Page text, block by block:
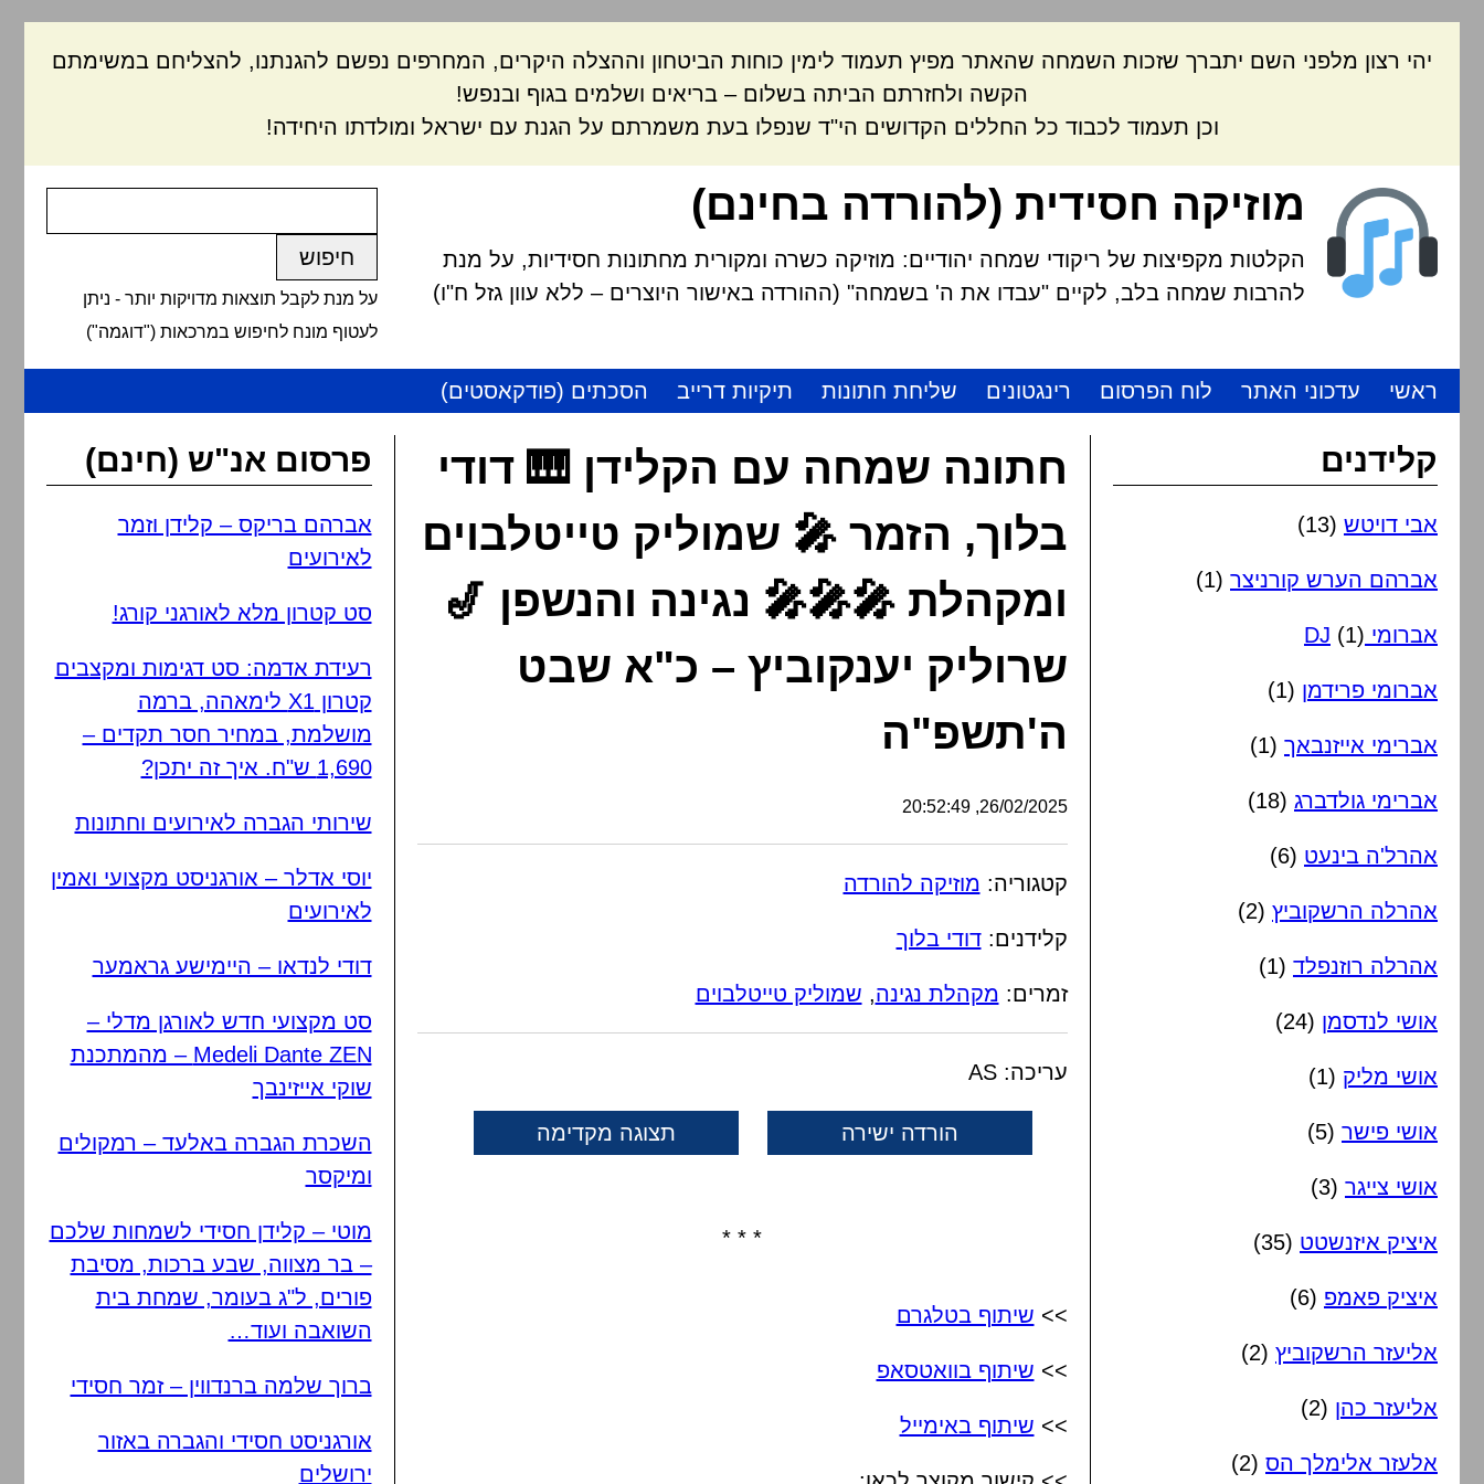
יהי רצון מלפני השם יתברך שזכות השמחה שהאתר מפיץ תעמוד לימין כוחות הביטחון וההצלה היקרים, המחרפים נפשם להגנתנו, להצליחם במשימתם
הקשה ולחזרתם הביתה בשלום – בריאים ושלמים בגוף ובנפש!
וכן תעמוד לכבוד כל החללים הקדושים הי"ד שנפלו בעת משמרתם על הגנת עם ישראל ומולדתו היחידה!
מוזיקה חסידית (להורדה בחינם)
הקלטות מקפיצות של ריקודי שמחה יהודיים: מוזיקה כשרה ומקורית מחתונות חסידיות, על מנת
להרבות שמחה בלב, לקיים "עבדו את ה' בשמחה" (ההורדה באישור היוצרים – ללא עוון גזל ח"ו)
על מנת לקבל תוצאות מדויקות יותר - ניתן
לעטוף מונח לחיפוש במרכאות ("דוגמה")
ראשי עדכוני האתר לוח הפרסום רינגטונים שליחת חתונות תיקיות דרייב הסכתים (פודקאסטים)
חתונה שמחה עם הקלידן 🎹 דודי
בלוך, הזמר 🎤 שמוליק טייטלבוים
ומקהלת 🎤🎤🎤 נגינה והנשפן 🎷
שרוליק יענקוביץ – כ"א שבט
ה'תשפ"ה
26/02/2025, 20:52:49
קטגוריה: מוזיקה להורדה
קלידנים:דודי בלוך
זמרים: מקהלת נגינה, שמוליק טייטלבוים
עריכה: AS
הורדה ישירה תצוגה מקדימה
* * *
>> שיתוף בטלגרם
>> שיתוף בוואטסאפ
>> שיתוף באימייל
קלידנים
אבי דויטש (13)
אברהם הערש קורניצר (1)
אברומי DJ (1)
אברומי פרידמן (1)
אברימי אייזנבאך (1)
אברימי גולדברג (18)
אהרל'ה בינעט (6)
אהרלה הרשקוביץ (2)
אהרלה רוזנפלד (1)
אושי לנדסמן (24)
אושי מליק (1)
אושי פישר (5)
אושי צייגר (3)
איציק איזנשטט (35)
איציק פאמפ (6)
אליעזר הרשקוביץ (2)
אליעזר כהן (2)
אלעזר אלימלך הס (2)
פרסום אנ"ש (חינם)
אברהם בריקס – קלידן וזמר
לאירועים
סט קטרון מלא לאורגני קורג!
רעידת אדמה: סט דגימות ומקצבים
קטרון X1 לימאהה, ברמה
מושלמת, במחיר חסר תקדים –
1,690 ש"ח. איך זה יתכן?
שירותי הגברה לאירועים וחתונות
יוסי אדלר – אורגניסט מקצועי ואמין
לאירועים
דודי לנדאו – היימישע גראמער
סט מקצועי חדש לאורגן מדלי –
Medeli Dante ZEN – מהמתכנת
שוקי אייזינבך
השכרת הגברה באלעד – רמקולים
ומיקסר
מוטי – קלידן חסידי לשמחות שלכם
– בר מצווה, שבע ברכות, מסיבת
פורים, ל"ג בעומר, שמחת בית
השואבה ועוד…
ברוך שלמה ברנדווין – זמר חסידי
אורגניסט חסידי והגברה באזור
ירושלים